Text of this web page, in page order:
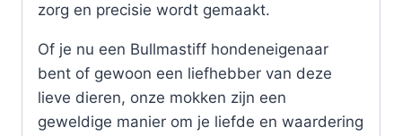
zorg en precisie wordt gemaakt.
Of je nu een Bullmastiff hondeneigenaar
bent of gewoon een liefhebber van deze
lieve dieren, onze mokken zijn een
geweldige manier om je liefde en waardering